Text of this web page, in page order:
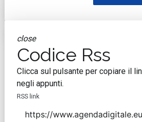
close
Codice Rss
Clicca sul pulsante per copiare il
negli appunti.
RSS link